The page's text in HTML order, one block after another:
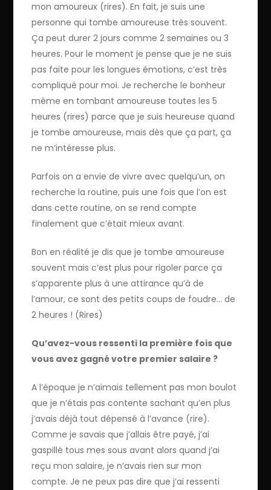
mon amoureux (rires). En fait, je suis une
personne qui tombe amoureuse très souvent.
Ça peut durer 2 jours comme 2 semaines ou 3
heures. Pour le moment je pense que je ne suis
pas faite pour les longues émotions, c’est très
compliqué pour moi. Je recherche le bonheur
même en tombant amoureuse toutes les 5
heures (rires) parce que je suis heureuse quand
je tombe amoureuse, mais dès que ça part, ça
ne m’intéresse plus.
Parfois on a envie de vivre avec quelqu’un, on
recherche la routine, puis une fois que l’on est
dans cette routine, on se rend compte
finalement que c’était mieux avant.
Bon en réalité je dis que je tombe amoureuse
souvent mais c’est plus pour rigoler parce ça
s’apparente plus à une attirance qu’à de
l’amour, ce sont des petits coups de foudre… de
2 heures ! (Rires)
Qu’avez-vous ressenti la première fois que
vous avez gagné votre premier salaire ?
A l’époque je n’aimais tellement pas mon boulot
que je n’étais pas contente sachant qu’en plus
j’avais déjà tout dépensé à l’avance (rire).
Comme je savais que j’allais être payé, j’ai
gaspillé tous mes sous avant alors quand j’ai
reçu mon salaire, je n’avais rien sur mon
compte. Je ne peux pas dire que j’ai ressenti